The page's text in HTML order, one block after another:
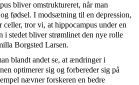
bliver omstruktureret, når man
fødsel. I modsætning til en depression,
celler, tror vi, at hippocampus under en
i stedet bliver strømlinet den nye rolle
Borgsted Larsen.
blandt andet se, at ændringer i
optimerer sig og forbereder sig på
nævner forskeren en bedre